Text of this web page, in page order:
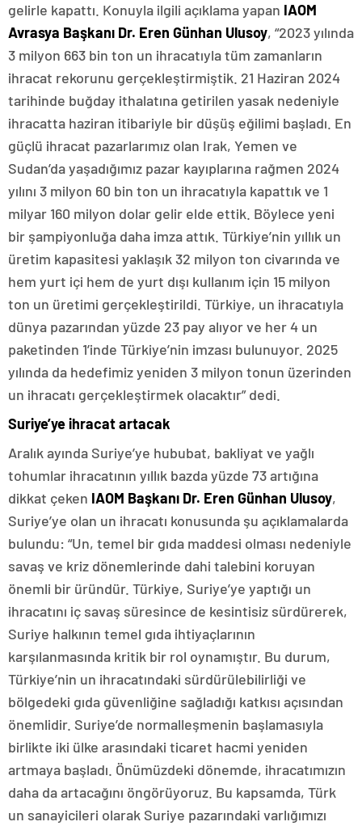
gelirle kapattı. Konuyla ilgili açıklama yapan IAOM
Avrasya Başkanı Dr. Eren Günhan Ulusoy, “2023 yılında
3 milyon 663 bin ton un ihracatıyla tüm zamanların
ihracat rekorunu gerçekleştirmiştik. 21 Haziran 2024
tarihinde buğday ithalatına getirilen yasak nedeniyle
ihracatta haziran itibariyle bir düşüş eğilimi başladı. En
güçlü ihracat pazarlarımız olan Irak, Yemen ve
Sudan’da yaşadığımız pazar kayıplarına rağmen 2024
yılını 3 milyon 60 bin ton un ihracatıyla kapattık ve 1
milyar 160 milyon dolar gelir elde ettik. Böylece yeni
bir şampiyonluğa daha imza attık. Türkiye’nin yıllık un
üretim kapasitesi yaklaşık 32 milyon ton civarında ve
hem yurt içi hem de yurt dışı kullanım için 15 milyon
ton un üretimi gerçekleştirildi. Türkiye, un ihracatıyla
dünya pazarından yüzde 23 pay alıyor ve her 4 un
paketinden 1’inde Türkiye’nin imzası bulunuyor. 2025
yılında da hedefimiz yeniden 3 milyon tonun üzerinden
un ihracatı gerçekleştirmek olacaktır” dedi.
Suriye’ye ihracat artacak
Aralık ayında Suriye’ye hububat, bakliyat ve yağlı
tohumlar ihracatının yıllık bazda yüzde 73 artığına
dikkat çeken IAOM Başkanı Dr. Eren Günhan Ulusoy,
Suriye’ye olan un ihracatı konusunda şu açıklamalarda
bulundu: “Un, temel bir gıda maddesi olması nedeniyle
savaş ve kriz dönemlerinde dahi talebini koruyan
önemli bir üründür. Türkiye, Suriye’ye yaptığı un
ihracatını iç savaş süresince de kesintisiz sürdürerek,
Suriye halkının temel gıda ihtiyaçlarının
karşılanmasında kritik bir rol oynamıştır. Bu durum,
Türkiye’nin un ihracatındaki sürdürülebilirliği ve
bölgedeki gıda güvenliğine sağladığı katkısı açısından
önemlidir. Suriye’de normalleşmenin başlamasıyla
birlikte iki ülke arasındaki ticaret hacmi yeniden
artmaya başladı. Önümüzdeki dönemde, ihracatımızın
daha da artacağını öngörüyoruz. Bu kapsamda, Türk
un sanayicileri olarak Suriye pazarındaki varlığımızı